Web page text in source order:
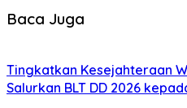
Baca Juga
Tingkatkan Kesejahteraan
Salurkan BLT DD 2026